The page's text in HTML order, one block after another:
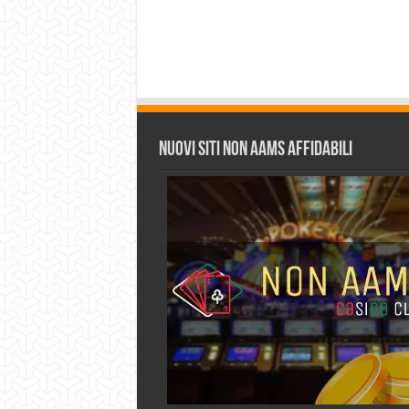
Nuovi siti non AAMS affidabili